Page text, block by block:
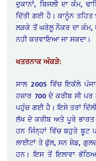
ਦੁਕਾਨਾਂ, ਬਿਜਲੀ ਦਾ ਕੰਮ,
ਦਿੱਤੀ ਗਈ ਹੈ। ਕਾਨੂੰਨ ਤਹਿਤ
ਲੜਕੇ ਤੋਂ ਘਰੇਲੂ ਨੌਕਰ ਦਾ ਕੰਮ,
ਨਹੀ ਕਰਵਾਇਆ ਜਾ ਸਕਦਾ।
ਖਤਰਨਾਕ ਅੰਕੜੇ:
ਸਾਲ 2005 ਵਿੱਚ ਇਕੱਲੇ
ਹਜ਼ਾਰ 700 ਦੇ ਕਰੀਬ ਸੀ
ਪਹੁੰਚ ਗਈ ਹੈ। ਇਸੇ ਤਰਾਂ ਦਿੱਲੀ
ਲੱਖ ਦੇ ਕਰੀਬ ਅਤੇ ਪੂਰੇ ਭਾਰਤ
ਹਨ ਜਿੰਨ੍ਹਾਂ ਵਿੱਚ ਬਹੁਤੇ
ਲਾਈਟਾਂ ਤੇ ਫੁੱਲ, ਸਨ ਸ਼ੇਡ,
ਹਨ। ਇਸ ਤੋਂ ਇਲਾਵਾ